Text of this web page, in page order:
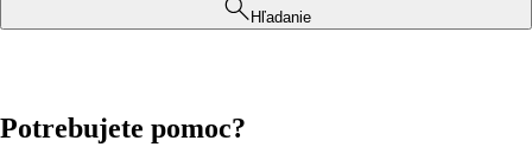
Hľadanie
Potrebujete pomoc?